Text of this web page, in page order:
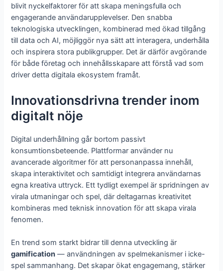
blivit nyckelfaktorer för att skapa meningsfulla och
engagerande användarupplevelser. Den snabba
teknologiska utvecklingen, kombinerad med ökad tillgång
till data och AI, möjliggör nya sätt att interagera, underhålla
och inspirera stora publikgrupper. Det är därför avgörande
för både företag och innehållsskapare att förstå vad som
driver detta digitala ekosystem framåt.
Innovationsdrivna trender inom
digitalt nöje
Digital underhållning går bortom passivt
konsumtionsbeteende. Plattformar använder nu
avancerade algoritmer för att personanpassa innehåll,
skapa interaktivitet och samtidigt integrera användarnas
egna kreativa uttryck. Ett tydligt exempel är spridningen av
virala utmaningar och spel, där deltagarnas kreativitet
kombineras med teknisk innovation för att skapa virala
fenomen.
En trend som starkt bidrar till denna utveckling är
gamification — användningen av spelmekanismer i icke-
spel sammanhang. Det skapar ökat engagemang, stärker